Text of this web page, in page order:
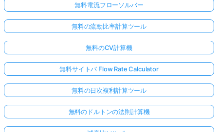
無料電流フローソルバー
無料の流動比率計算ツール
無料のCV計算機
無料サイトバ Flow Rate Calculator
無料の日次複利計算ツール
無料のドルトンの法則計算機